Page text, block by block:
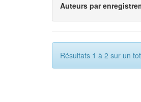
Auteurs par
Résultats 1 à 2 sur un